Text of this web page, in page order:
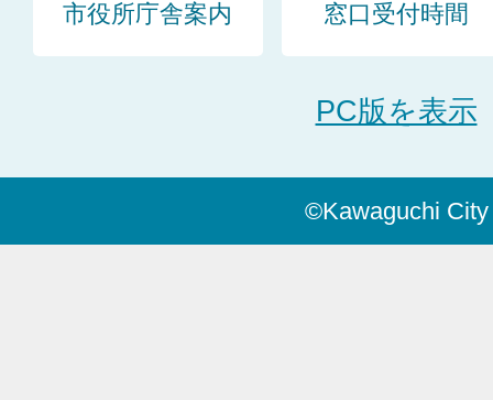
市役所庁舎案内 窓口受付時間
PC版を表示
©Kawaguchi City